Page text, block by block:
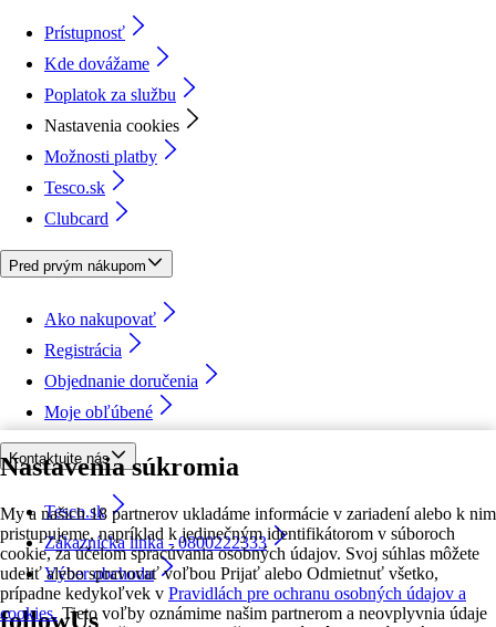
Nastavenia súkromia
My a našich 18 partnerov ukladáme informácie v zariadení alebo k nim
pristupujeme, napríklad k jedinečným identifikátorom v súboroch
cookie, za účelom spracúvania osobných údajov. Svoj súhlas môžete
udeliť alebo spravovať voľbou Prijať alebo Odmietnuť všetko,
prípadne kedykoľvek v Pravidlách pre ochranu osobných údajov a
cookies. Tieto voľby oznámime našim partnerom a neovplyvnia údaje
Prístupnosť
Kde dovážame
Poplatok za službu
Nastavenia cookies
Možnosti platby
Tesco.sk
Clubcard
Pred prvým nákupom
Ako nakupovať
Registrácia
Objednanie doručenia
Moje obľúbené
Kontaktujte nás
Tesco.sk
Zákaznícka linka - 0800222333
Výber obchodu
followUs